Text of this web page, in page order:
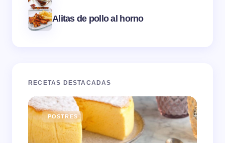
Alitas de pollo al horno
RECETAS DESTACADAS
POSTRES